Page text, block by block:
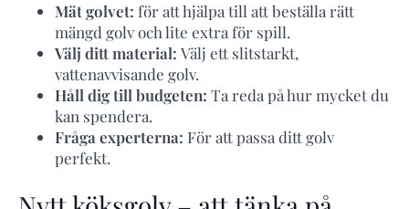
Mät golvet: för att hjälpa till att beställa rätt
mängd golv och lite extra för spill.
Välj ditt material: Välj ett slitstarkt,
vattenavvisande golv.
Håll dig till budgeten: Ta reda på hur mycket du
kan spendera.
Fråga experterna: För att passa ditt golv
perfekt.